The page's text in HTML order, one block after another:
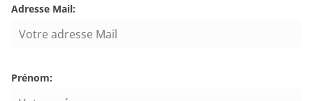
Adresse Mail:
Prénom: